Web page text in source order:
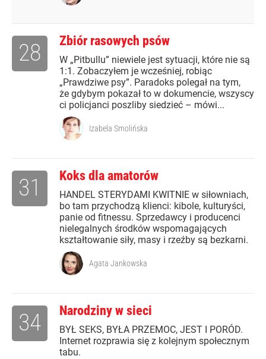
Zbiór rasowych psów
W „Pitbullu” niewiele jest sytuacji, które nie są
1:1. Zobaczyłem je wcześniej, robiąc
„Prawdziwe psy”. Paradoks polegał na tym,
że gdybym pokazał to w dokumencie, wszyscy
ci policjanci poszliby siedzieć – mówi...
28
Izabela Smolińska
Koks dla amatorów
HANDEL STERYDAMI KWITNIE w siłowniach,
bo tam przychodzą klienci: kibole, kulturyści,
panie od fitnessu. Sprzedawcy i producenci
nielegalnych środków wspomagających
kształtowanie siły, masy i rzeźby są bezkarni.
31
Agata Jankowska
Narodziny w sieci
BYŁ SEKS, BYŁA PRZEMOC, JEST I PORÓD.
Internet rozprawia się z kolejnym społecznym
tabu.
34